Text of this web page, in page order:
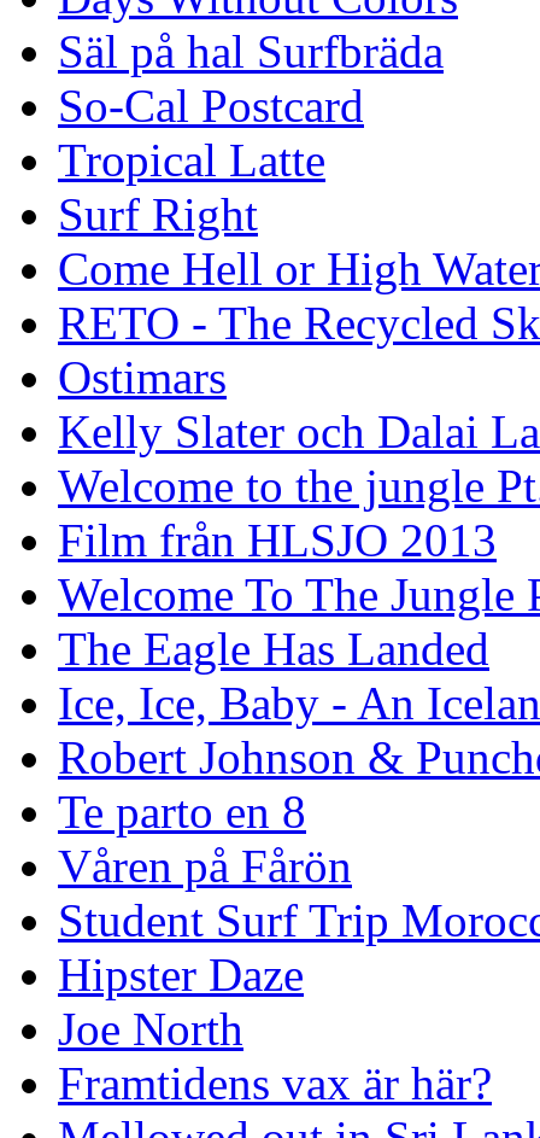
Säl på hal Surfbräda
So-Cal Postcard
Tropical Latte
Surf Right
Come Hell or High
RETO - The Recycled
Ostimars
Kelly Slater och Dalai
Welcome to the jungle
Film från HLSJO 2013
Welcome To The Jungle
The Eagle Has Landed
Ice, Ice, Baby - An
Robert Johnson &
Te parto en 8
Våren på Fårön
Student Surf Trip
Hipster Daze
Joe North
Framtidens vax är här?